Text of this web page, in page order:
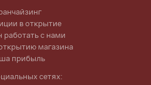
в открытие
работать с нами
магазина
прибыль
сетях: